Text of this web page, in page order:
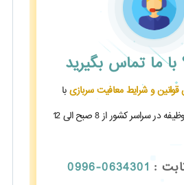
با ما تماس بگیرید
قوانین و شرایط معافیت سربازیبا
برترین مشاوران نظام وظیفه در سراسر کشور از 8 صبح الی 12
:
0634301-0996